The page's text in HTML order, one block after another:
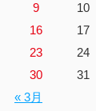
« 3月
9
10
16
17
23
24
30
31